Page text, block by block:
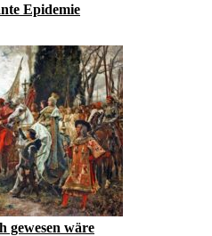
Epidemie
gewesen wäre